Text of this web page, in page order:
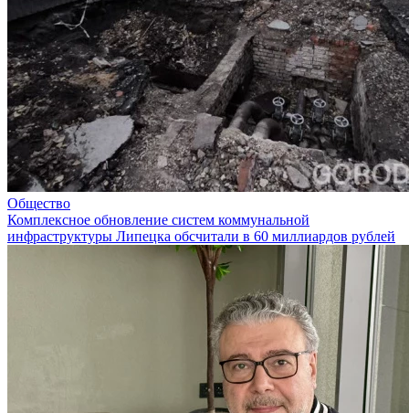
Общество
Комплексное обновление систем коммунальной
инфраструктуры Липецка обсчитали в 60 миллиардов рублей